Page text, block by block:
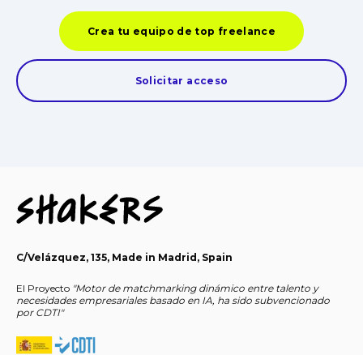
Crea tu equipo de top freelance
Solicitar acceso
C/Velázquez, 135, Made in Madrid, Spain
El Proyecto "Motor de matchmarking dinámico entre talento y
necesidades empresariales basado en IA, ha sido subvencionado
por CDTI"